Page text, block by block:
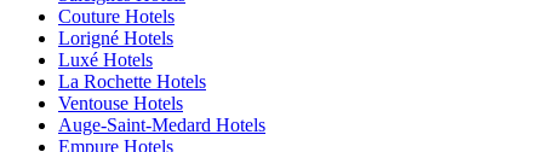
Couture Hotels
Lorigné Hotels
Luxé Hotels
La Rochette Hotels
Ventouse Hotels
Auge-Saint-Medard Hotels
Empure Hotels